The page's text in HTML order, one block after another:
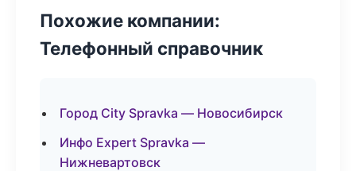
Похожие компании:
Телефонный справочник
Город City Spravka — Новосибирск
Инфо Expert Spravka —
Нижневартовск